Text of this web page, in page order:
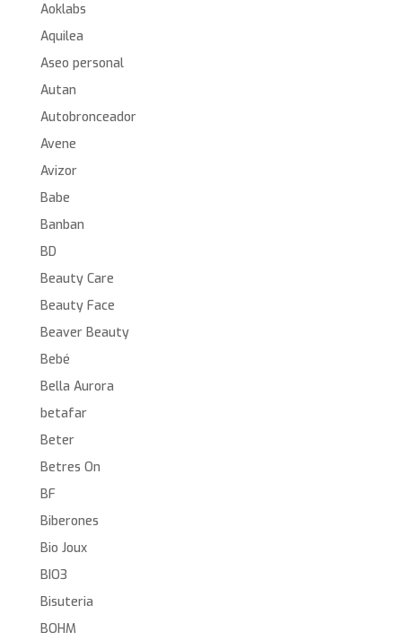
Aoklabs
Aquilea
Aseo personal
Autan
Autobronceador
Avene
Avizor
Babe
Banban
BD
Beauty Care
Beauty Face
Beaver Beauty
Bebé
Bella Aurora
betafar
Beter
Betres On
BF
Biberones
Bio Joux
BIO3
Bisuteria
BOHM